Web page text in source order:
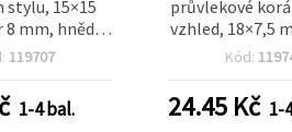
stylu, 15×15
mm, hnědé,
31 ks)
119707
1-4 bal.
průvlekové
vzhled, 18×7,5
8,5×3 mm,
Kód:
24.45Kč 1-